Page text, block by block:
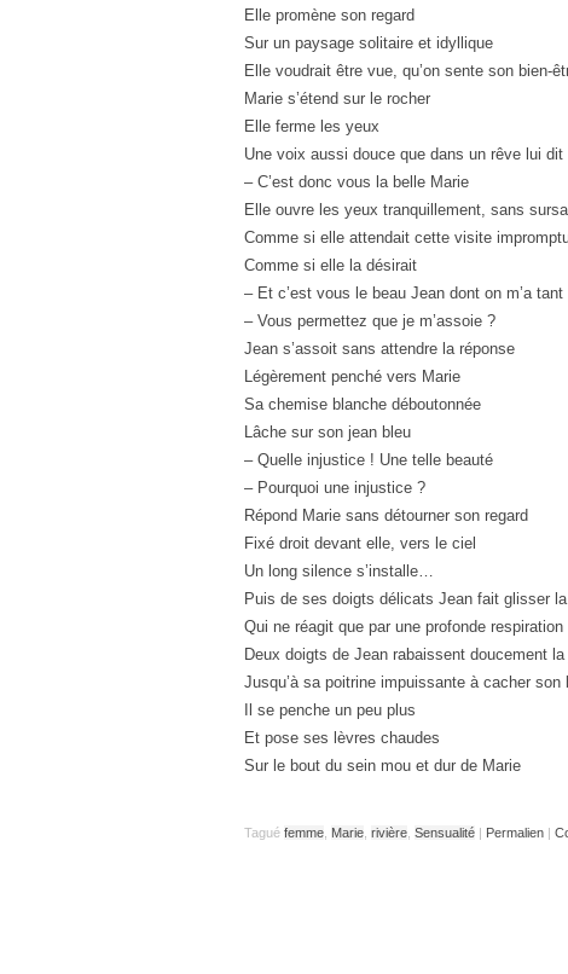
Elle promène son regard
Sur un paysage solitaire et idyllique
Elle voudrait être vue, qu’on sente son bien-
Marie s’étend sur le rocher
Elle ferme les yeux
Une voix aussi douce que dans un rêve lui dit
– C’est donc vous la belle Marie
Elle ouvre les yeux tranquillement, sans
Comme si elle attendait cette visite
Comme si elle la désirait
– Et c’est vous le beau Jean dont on m’a tant
– Vous permettez que je m’assoie ?
Jean s’assoit sans attendre la réponse
Légèrement penché vers Marie
Sa chemise blanche déboutonnée
Lâche sur son jean bleu
– Quelle injustice ! Une telle beauté
– Pourquoi une injustice ?
Répond Marie sans détourner son regard
Fixé droit devant elle, vers le ciel
Un long silence s’installe…
Puis de ses doigts délicats Jean fait glisser
Qui ne réagit que par une profonde respiration
Deux doigts de Jean rabaissent doucement
Jusqu’à sa poitrine impuissante à cacher son
Il se penche un peu plus
Et pose ses lèvres chaudes
Sur le bout du sein mou et dur de Marie
Tagué femme Marie rivière Sensualité | Permalien |